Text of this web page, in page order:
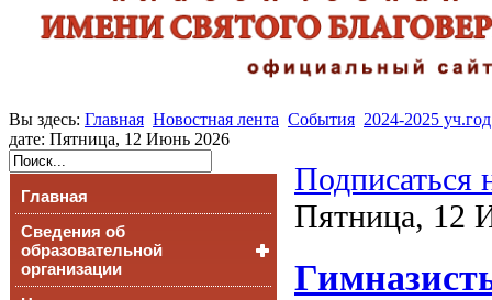
Вы здесь: Главная Новостная лента События 2024-2025 уч.год
дате: Пятница, 12 Июнь 2026
Главная
Сведения об
образовательной
организации
Подписаться
Пятница, 12